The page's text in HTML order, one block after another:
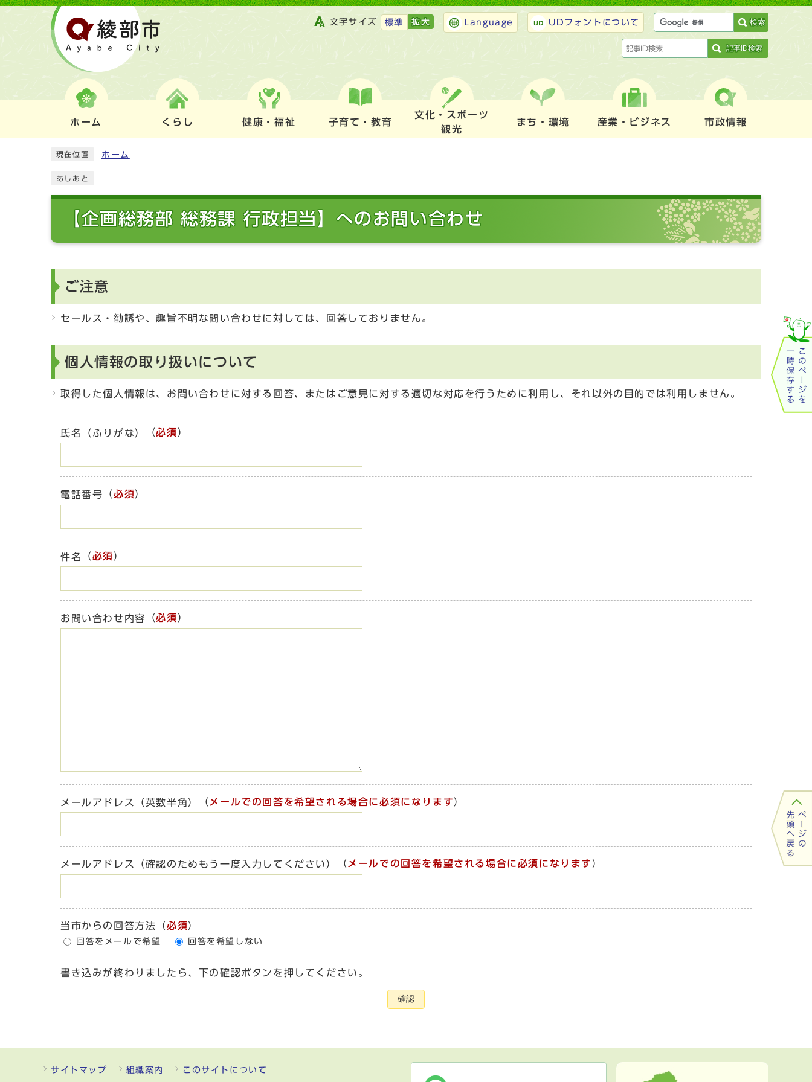
文字サイズ 標準 拡大 Language UDフォントについて 検索
記事ID検索
ホーム くらし 健康・福祉 子育て・教育
文化・スポーツ
観光
まち・環境 産業・ビジネス 市政情報
現在位置 ホーム
あしあと
【企画総務部 総務課 行政担当】へのお問い合わせ
ご注意
セールス・勧誘や、趣旨不明な問い合わせに対しては、回答しておりません。
個人情報の取り扱いについて
取得した個人情報は、お問い合わせに対する回答、またはご意見に対する適切な対応を行うために利用し、それ以外の目的では利用しません。
氏名（ふりがな） （必須）
電話番号 （必須）
件名 （必須）
お問い合わせ内容 （必須）
メールアドレス（英数半角） （ メールでの回答を希望される場合に必須になります）
メールアドレス（確認のためもう一度入力してください） （ メールでの回答を希望される場合に必須になります ）
当市からの回答方法 （必須）
回答をメールで希望 回答を希望しない
書き込みが終わりましたら、下の確認ボタンを押してください。
確認
サイトマップ 組織案内
このサイトについて